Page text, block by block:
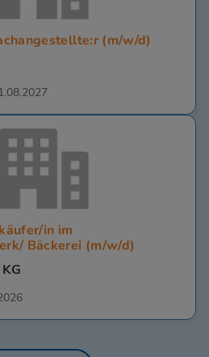
(m/w/d)
in im
Bäckerei (m/w/d)